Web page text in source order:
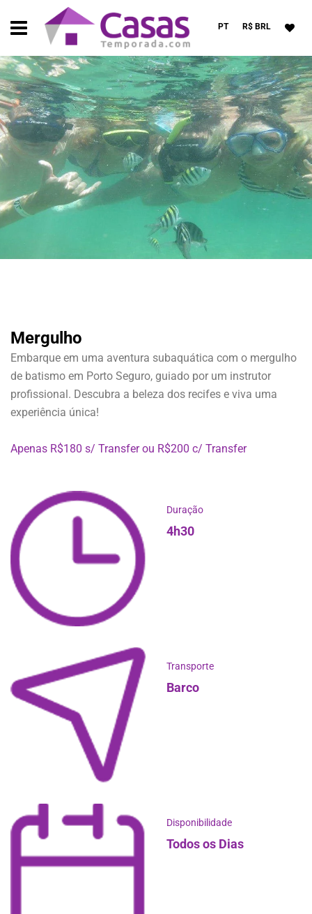
PT R$ BRL
Mergulho
Embarque em uma aventura subaquática com o mergulho
de batismo em Porto Seguro, guiado por um instrutor
profissional. Descubra a beleza dos recifes e viva uma
experiência única!
Apenas R$180 s/ Transfer ou R$200 c/ Transfer
Duração
4h30
Transporte
Barco
Disponibilidade
Todos os Dias